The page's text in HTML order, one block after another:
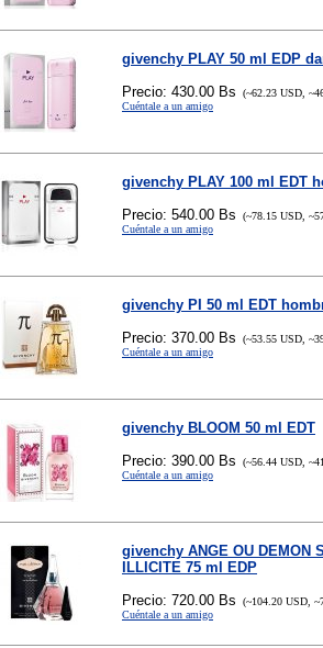
givenchy PLAY 50 ml EDP
Precio: 430.00 Bs (~62.23 USD,
Cuéntale a un amigo
givenchy PLAY 100 ml EDT
Precio: 540.00 Bs (~78.15 USD,
Cuéntale a un amigo
givenchy PI 50 ml EDT
Precio: 370.00 Bs (~53.55 USD,
Cuéntale a un amigo
givenchy BLOOM 50 ml EDT
Precio: 390.00 Bs (~56.44 USD,
Cuéntale a un amigo
givenchy ANGE OU DEMON
ILLICITE 75 ml EDP
Precio: 720.00 Bs (~104.20 USD,
Cuéntale a un amigo